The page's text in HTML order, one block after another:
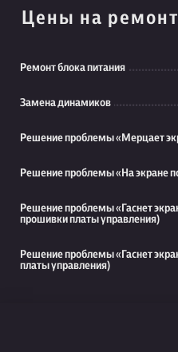
Цены на
Ремонт блока питания
Замена динамиков
Решение проблемы «Мерцает
Решение проблемы «На экране
Решение проблемы «Гаснет
прошивки платы управления)
Решение проблемы «Гаснет
платы управления)